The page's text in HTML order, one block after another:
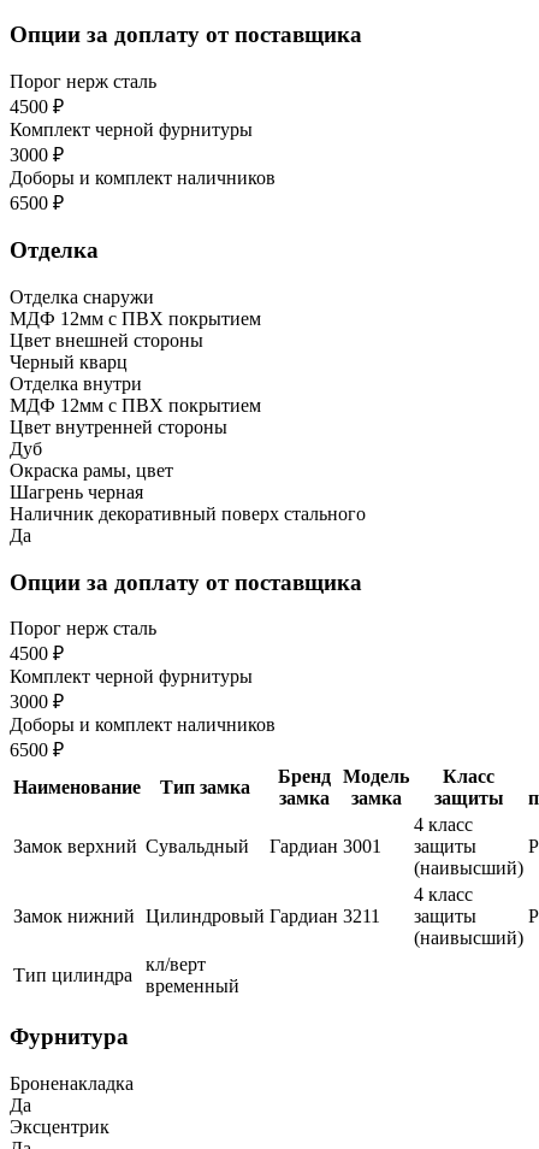
Опции за доплату от поставщика
Порог нерж сталь
4500 ₽
Комплект черной фурнитуры
3000 ₽
Доборы и комплект наличников
6500 ₽
Отделка
Отделка снаружи
МДФ 12мм с ПВХ покрытием
Цвет внешней стороны
Черный кварц
Отделка внутри
МДФ 12мм с ПВХ покрытием
Цвет внутренней стороны
Дуб
Окраска рамы, цвет
Шагрень черная
Наличник декоративный поверх стального
Да
Опции за доплату от поставщика
Порог нерж сталь
4500 ₽
Комплект черной фурнитуры
3000 ₽
Доборы и комплект наличников
6500 ₽
Наименование
Тип замка
Бренд
замка
Модель
замка
Класс
защиты
Замок верхний Сувальдный Гардиан 3001
4 класс
защиты
(наивысший)
Замок нижний Цилиндровый Гардиан 3211
4 класс
защиты
(наивысший)
Тип цилиндра
кл/верт
временный
Фурнитура
Броненакладка
Да
Эксцентрик